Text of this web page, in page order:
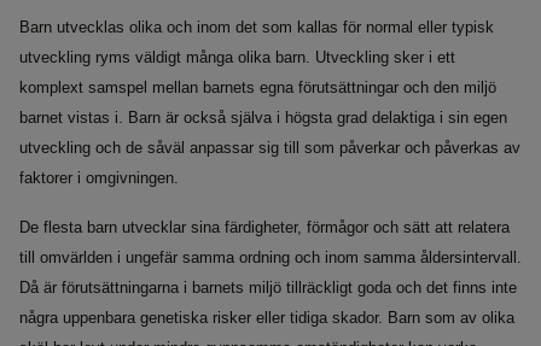
Barn utvecklas olika och inom det som kallas för normal eller typisk
utveckling ryms väldigt många olika barn. Utveckling sker i ett
komplext samspel mellan barnets egna förutsättningar och den miljö
barnet vistas i. Barn är också själva i högsta grad delaktiga i sin egen
utveckling och de såväl anpassar sig till som påverkar och påverkas av
faktorer i omgivningen.
De flesta barn utvecklar sina färdigheter, förmågor och sätt att relatera
till omvärlden i ungefär samma ordning och inom samma åldersintervall.
Då är förutsättningarna i barnets miljö tillräckligt goda och det finns inte
några uppenbara genetiska risker eller tidiga skador. Barn som av olika